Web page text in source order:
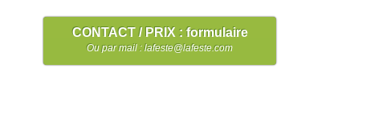
CONTACT / PRIX : formulaire
Ou par mail : lafeste@lafeste.com